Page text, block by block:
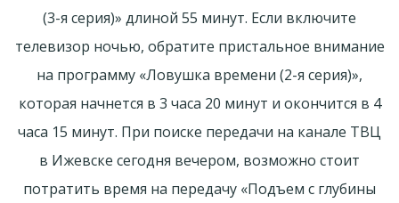
(3-я серия)» длиной 55 минут. Если включите
телевизор ночью, обратите пристальное внимание
на программу «Ловушка времени (2-я серия)»,
которая начнется в 3 часа 20 минут и окончится в 4
часа 15 минут. При поиске передачи на канале ТВЦ
в Ижевске сегодня вечером, возможно стоит
потратить время на передачу «Подъем с глубины